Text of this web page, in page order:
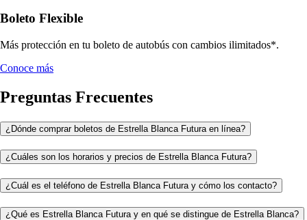
Boleto Flexible
Más protección en tu boleto de autobús con cambios ilimitados*.
Conoce más
Preguntas Frecuentes
¿Dónde comprar boletos de Estrella Blanca Futura en línea?
¿Cuáles son los horarios y precios de Estrella Blanca Futura?
¿Cuál es el teléfono de Estrella Blanca Futura y cómo los contacto?
¿Qué es Estrella Blanca Futura y en qué se distingue de Estrella Blanca?